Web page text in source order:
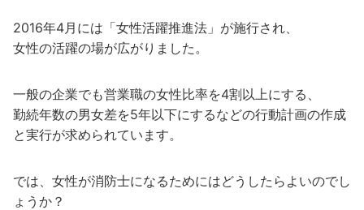
2016年4月には「女性活躍推進法」が施行され、
女性の活躍の場が広がりました。
一般の企業でも営業職の女性比率を4割以上にする、
勤続年数の男女差を5年以下にするなどの行動計画の作成
と実行が求められています。
では、女性が消防士になるためにはどうしたらよいのでし
ょうか？